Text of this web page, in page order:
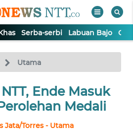
Serba-serbi Labuan Bajo
Utama
Ende Masuk
Medali
Jata/Torres - Utama